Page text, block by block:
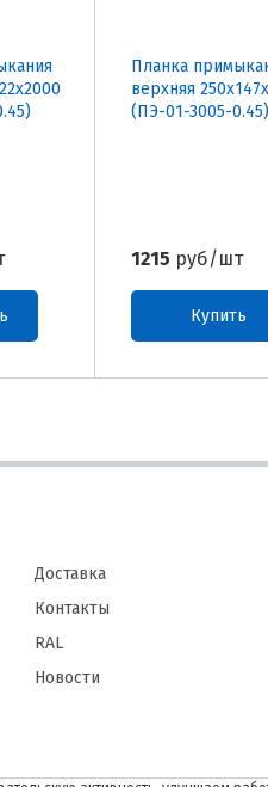
Планка
верхняя
(ПЭ-01-3005-0.45)
1215 руб/шт
Купить
Доставка
Контакты
RAL
Новости